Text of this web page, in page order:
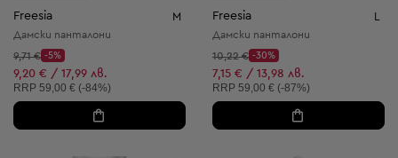
Freesia M
Дамски панталони
Начална цена:
9,71 €
Discount Price:
-5%
Намалена цена:
9,20 € / 17,99 лв.
Препоръчителна цена:
RRP 59,00 € (-84%)
Freesia L
Дамски панталони
Начална цена:
10,22 €
Discount Price:
-30%
Намалена цена:
7,15 € / 13,98 лв.
Препоръчителна цена:
RRP 59,00 € (-87%)